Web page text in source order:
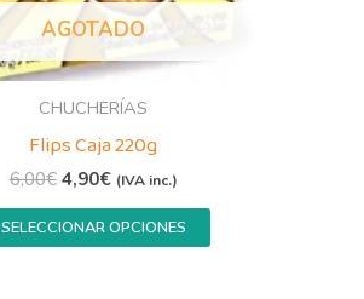
AGOTADO
CHUCHERÍAS
Flips Caja 220g
6,00€ 4,90€ (IVA inc.)
SELECCIONAR OPCIONES
página